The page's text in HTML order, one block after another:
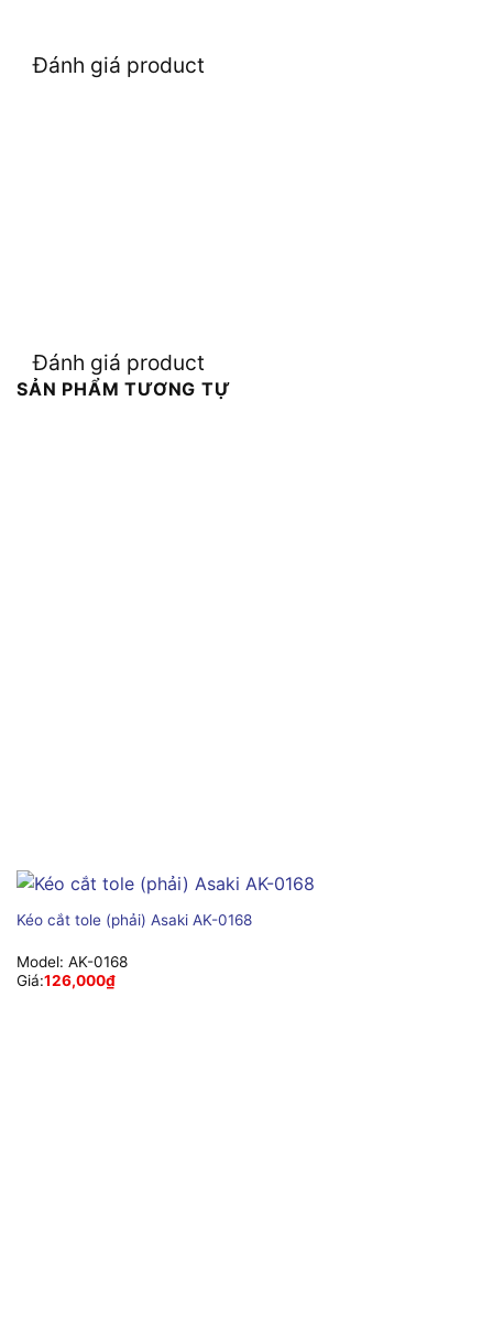
Đánh giá product
Đánh giá product
SẢN PHẨM TƯƠNG TỰ
Kéo cắt tole (phải) Asaki AK-0168
Model: AK-0168
Giá:126,000₫